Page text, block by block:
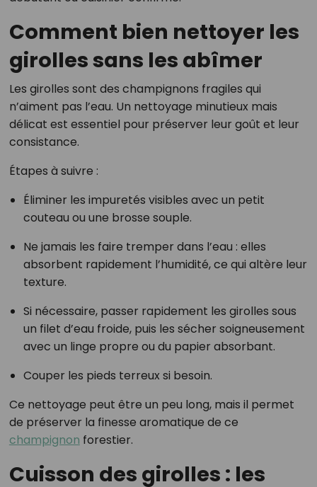
Comment bien nettoyer les
girolles sans les abîmer
Les girolles sont des champignons fragiles qui
n’aiment pas l’eau. Un nettoyage minutieux mais
délicat est essentiel pour préserver leur goût et leur
consistance.
Étapes à suivre :
Éliminer les impuretés visibles avec un petit
couteau ou une brosse souple.
Ne jamais les faire tremper dans l’eau : elles
absorbent rapidement l’humidité, ce qui altère leur
texture.
Si nécessaire, passer rapidement les girolles sous
un filet d’eau froide, puis les sécher soigneusement
avec un linge propre ou du papier absorbant.
Couper les pieds terreux si besoin.
Ce nettoyage peut être un peu long, mais il permet
de préserver la finesse aromatique de ce
champignon forestier.
Cuisson des girolles : les